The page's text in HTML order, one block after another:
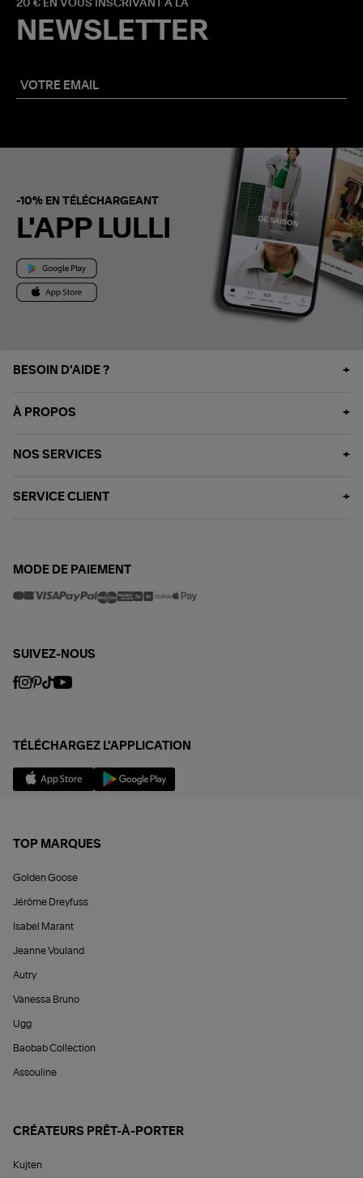
20 € EN VOUS INSCRIVANT À LA
NEWSLETTER
-10% EN TÉLÉCHARGEANT
L'APP LULLI
BESOIN D'AIDE ?
À PROPOS
NOS SERVICES
SERVICE CLIENT
MODE DE PAIEMENT
SUIVEZ-NOUS
TÉLÉCHARGEZ L'APPLICATION
TOP MARQUES
Golden Goose
Jérôme Dreyfuss
Isabel Marant
Jeanne Vouland
Autry
Vanessa Bruno
Ugg
Baobab Collection
Assouline
CRÉATEURS PRÊT-À-PORTER
Kujten